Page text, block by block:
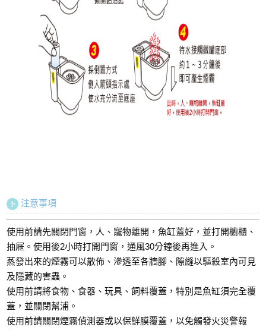
注意事項
使用前請先關閉門窗，人、寵物離開，魚缸蓋好，並打開櫥櫃、
抽屜。使用後2小時打開門窗，通風30分鐘後再進入。
蒸發出來的煙霧可以散佈、滲透至各牆腳、隙縫以驅殺室內可見
及隱藏的害蟲。
使用前請將食物、食器、玩具、飼料覆蓋，特別是魚缸須完全覆
蓋，並關閉幫浦。
使用前請關閉煙霧偵測器或以保鮮膜覆蓋，以免觸發火災警報